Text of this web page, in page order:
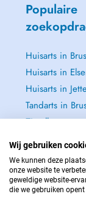
Populaire
Huisarts in
Huisarts in
Huisarts in
Tandarts in
Zie alle →
NEEM IN
Wij gebruiken
We kunnen deze
onze website te
geweldige website-
die we gebruiken